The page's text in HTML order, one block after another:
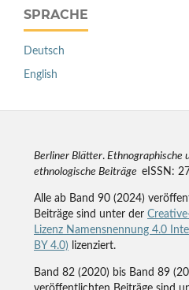
SPRACHE
Deutsch
English
Berliner Blätter.Ethnographische
ethnologische Beiträge eISSN:
Alle ab Band 90 (2024)
Beiträge sind unter der
Lizenz Namensnennung 4.0
BY 4.0) lizenziert.
Band 82 (2020) bis Band 89